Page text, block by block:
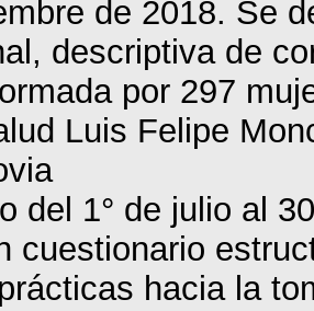
de 2018. Se
descriptiva de
por 297
Luis Felipe
del 1° de julio al
cuestionario
hacia la